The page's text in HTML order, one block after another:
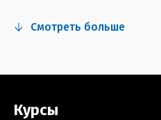
#grammar #writing
#песни
Смотреть больше
Курсы